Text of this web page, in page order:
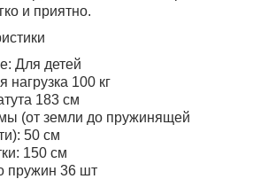
и приятно.
Для детей
нагрузка 100 кг
183 см
(от земли до пружинящей
50 см
150 см
пружин 36 шт